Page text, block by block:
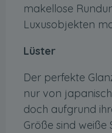
makellose
Luxusobjekten
Lüster
Der perfekte
nur von
doch aufgrund
Größe sind weiße